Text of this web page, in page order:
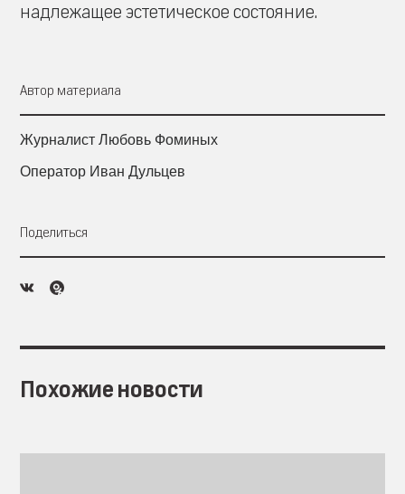
надлежащее эстетическое состояние.
Автор материала
Журналист Любовь Фоминых
Оператор Иван Дульцев
Поделиться
Похожие новости